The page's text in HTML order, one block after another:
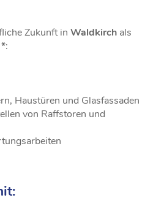
Zukunft in Waldkirch als
:
Haustüren und Glasfassaden
von Raffstoren und